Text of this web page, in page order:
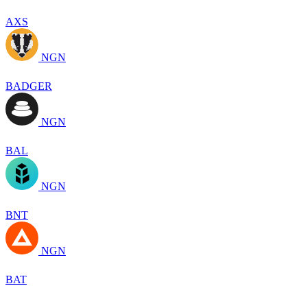
AXS
NGN
BADGER
NGN
BAL
NGN
BNT
NGN
BAT